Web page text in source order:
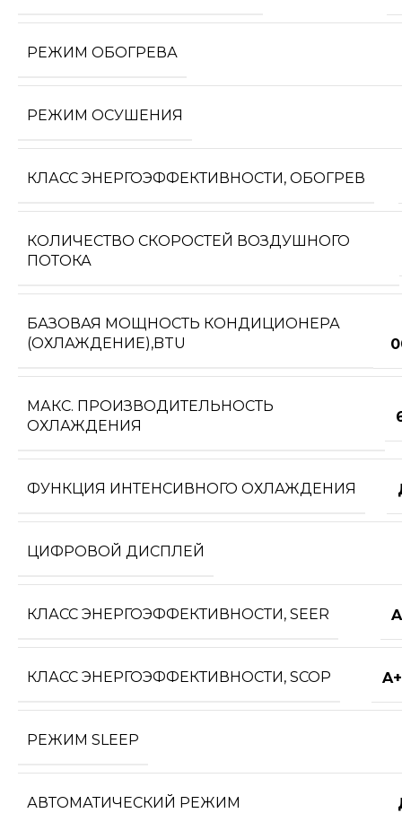
РЕЖИМ ОБОГРЕВА
РЕЖИМ ОСУШЕНИЯ
КЛАСС ЭНЕРГОЭФФЕКТИВНОСТИ, ОБОГРЕВ
КОЛИЧЕСТВО СКОРОСТЕЙ ВОЗДУШНОГО
ПОТОКА
БАЗОВАЯ МОЩНОСТЬ КОНДИЦИОНЕРА
(ОХЛАЖДЕНИЕ),BTU
МАКС. ПРОИЗВОДИТЕЛЬНОСТЬ
ОХЛАЖДЕНИЯ
ФУНКЦИЯ ИНТЕНСИВНОГО ОХЛАЖДЕНИЯ
ЦИФРОВОЙ ДИСПЛЕЙ
КЛАСС ЭНЕРГОЭФФЕКТИВНОСТИ, SEER
КЛАСС ЭНЕРГОЭФФЕКТИВНОСТИ, SCOP
РЕЖИМ SLEEP
АВТОМАТИЧЕСКИЙ РЕЖИМ